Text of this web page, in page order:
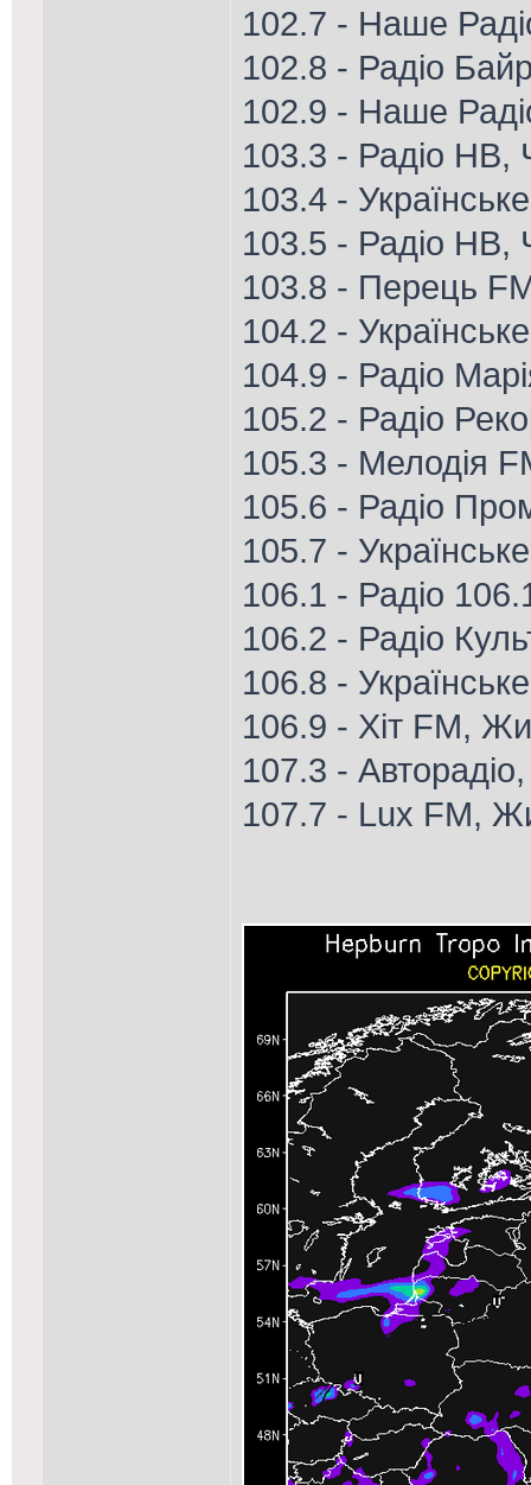
102.7 - Наше
102.8 - Радіо
102.9 - Наше
103.3 - Радіо НВ,
103.4 -
103.5 - Радіо НВ,
103.8 - Перець
104.2 -
104.9 - Радіо
105.2 - Радіо
105.3 - Мелодія
105.6 - Радіо
105.7 -
106.1 - Радіо
106.2 - Радіо
106.8 -
106.9 - Хіт FM,
107.3 -
107.7 - Lux FM,